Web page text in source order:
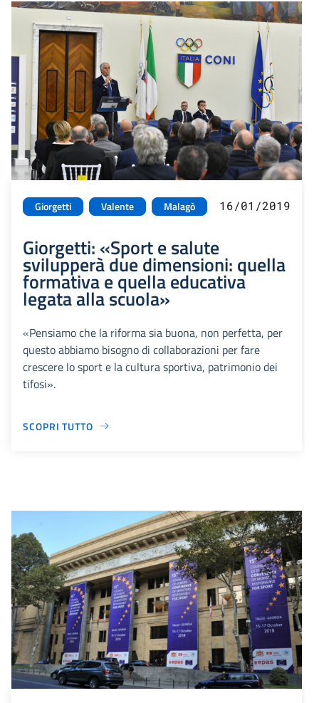
Giorgetti Valente Malagò 16/01/2019
Giorgetti: «Sport e salute
svilupperà due dimensioni: quella
formativa e quella educativa
legata alla scuola»
«Pensiamo che la riforma sia buona, non perfetta, per
questo abbiamo bisogno di collaborazioni per fare
crescere lo sport e la cultura sportiva, patrimonio dei
tifosi».
SCOPRI TUTTO